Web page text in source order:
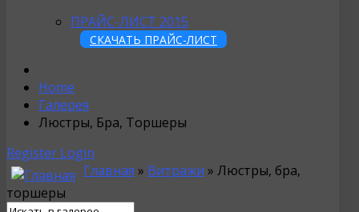
ПРАЙС-ЛИСТ 2015
СКАЧАТЬ ПРАЙС-ЛИСТ
Home
Галерея
Люстры, Бра, Торшеры
Register Login
Главная » Витражи » Люстры, бра,
торшеры